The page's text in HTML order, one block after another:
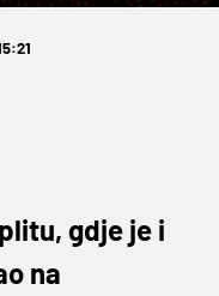
gdje je i
na